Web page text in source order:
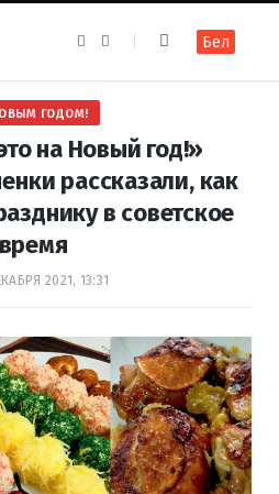
e
b
o
o
k
t
a
m
Бел
ГОДОМ!
на Новый год!»
рассказали, как
в советское
время
2021, 13:31